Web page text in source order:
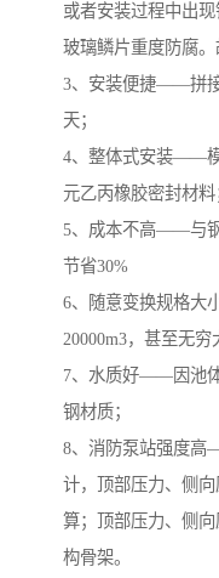
或者安装过程中出
玻璃鳞片重度防腐。
3、安装便捷——拼
天；
4、整体式安装——
元乙丙橡胶密封材料
5、成本不高——与
节省30%
6、随意变换规格
20000m3，甚至无穷
7、水质好——因池
钢材质；
8、消防泵站强度
计，顶部压力、侧
算；顶部压力、侧
构骨架。